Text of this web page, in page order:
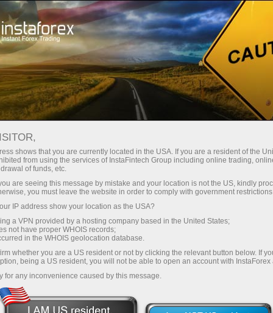
Інвесторам Памм-Система
Моніторинг
Моніторинг рахунку 8225375 - del it
FOREX MONITORING
Відкрити торговий рахунок
Відкрити демо-рахунок
Простой Продвинутый
shows that you are currently located in the USA. If you are a resident of the
from using the services of InstaFintech Group including online trading,
of funds, etc.
are seeing this message by mistake and your location is not the US, kindly
you must leave the website in order to comply with government
IP address show your location as the USA?
a VPN provided by a hosting company based in the United States;
not have proper WHOIS records;
in the WHOIS geolocation database.
whether you are a US resident or not by clicking the relevant button below. If
being a US resident, you will not be able to open an account with InstaForex
for any inconvenience caused by this message.